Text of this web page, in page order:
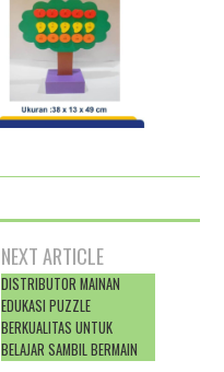
NEXT ARTICLE
DISTRIBUTOR MAINAN
EDUKASI PUZZLE
BERKUALITAS UNTUK
BELAJAR SAMBIL BERMAIN